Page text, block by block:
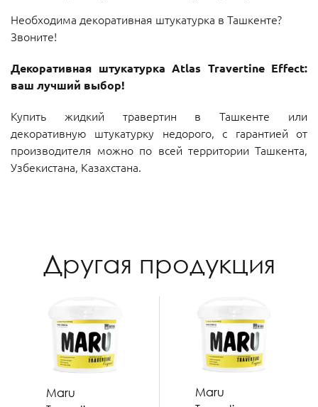
Необходима декоративная штукатурка в Ташкенте?
Звоните!
Декоративная штукатурка Atlas Travertine Effect:
ваш лучший выбор!
Купить жидкий травертин в Ташкенте или
декоративную штукатурку недорого, с гарантией от
производителя можно по всей территории Ташкента,
Узбекистана, Казахстана.
Другая продукция
Maru
Maru